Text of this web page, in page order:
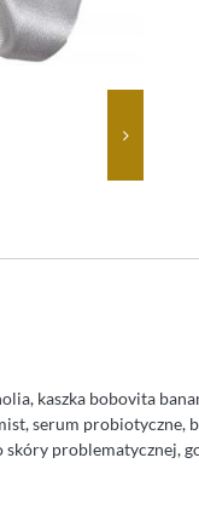
kaszka bobovita
serum
problematycznej,